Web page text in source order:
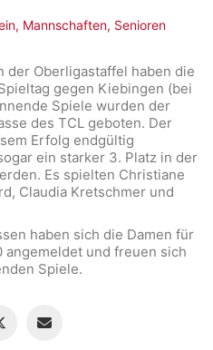
, Mannschaften, Senioren
der Oberligastaffel haben die
gegen Kiebingen (bei
Spiele wurden der
des TCL geboten. Der
Erfolg endgültig
ein starker 3. Platz in der
Es spielten Christiane
Claudia Kretschmer und
haben sich die Damen für
und freuen sich
Spiele.